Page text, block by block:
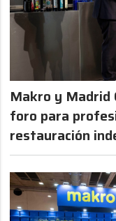
Makro y Madrid
foro para
restauración